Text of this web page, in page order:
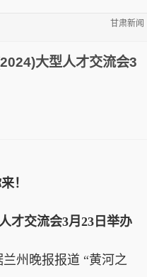
甘肃新闻
大型人才交流会3
！
才交流会3月23日举办
兰州晚报报道 “黄河之